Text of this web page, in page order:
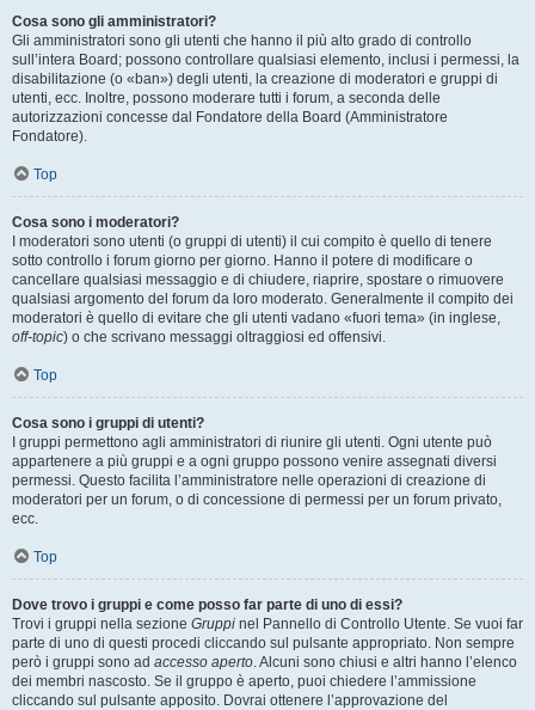
Cosa sono gli amministratori?
Gli amministratori sono gli utenti che hanno il più alto grado di controllo
sull’intera Board; possono controllare qualsiasi elemento, inclusi i permessi, la
disabilitazione (o «ban») degli utenti, la creazione di moderatori e gruppi di
utenti, ecc. Inoltre, possono moderare tutti i forum, a seconda delle
autorizzazioni concesse dal Fondatore della Board (Amministratore
Fondatore).
Top
Cosa sono i moderatori?
I moderatori sono utenti (o gruppi di utenti) il cui compito è quello di tenere
sotto controllo i forum giorno per giorno. Hanno il potere di modificare o
cancellare qualsiasi messaggio e di chiudere, riaprire, spostare o rimuovere
qualsiasi argomento del forum da loro moderato. Generalmente il compito dei
moderatori è quello di evitare che gli utenti vadano «fuori tema» (in inglese,
off-topic) o che scrivano messaggi oltraggiosi ed offensivi.
Top
Cosa sono i gruppi di utenti?
I gruppi permettono agli amministratori di riunire gli utenti. Ogni utente può
appartenere a più gruppi e a ogni gruppo possono venire assegnati diversi
permessi. Questo facilita l’amministratore nelle operazioni di creazione di
moderatori per un forum, o di concessione di permessi per un forum privato,
ecc.
Top
Dove trovo i gruppi e come posso far parte di uno di essi?
Trovi i gruppi nella sezione Gruppi nel Pannello di Controllo Utente. Se vuoi far
parte di uno di questi procedi cliccando sul pulsante appropriato. Non sempre
però i gruppi sono ad accesso aperto. Alcuni sono chiusi e altri hanno l’elenco
dei membri nascosto. Se il gruppo è aperto, puoi chiedere l’ammissione
cliccando sul pulsante apposito. Dovrai ottenere l’approvazione del